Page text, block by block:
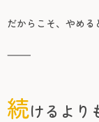
だからこそ、やめる
⸻
続けるより